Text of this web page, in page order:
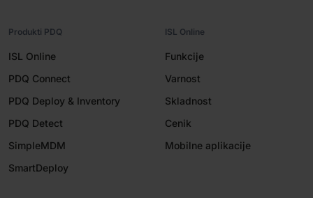
Produkti PDQ
ISL Online
PDQ Connect
PDQ Deploy & Inventory
PDQ Detect
SimpleMDM
SmartDeploy
ISL Online
Funkcije
Varnost
Skladnost
Cenik
Mobilne aplikacije